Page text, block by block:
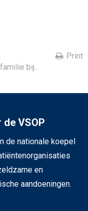
bij...
Print
de VSOP
de nationale koepel
en
aandoeningen.